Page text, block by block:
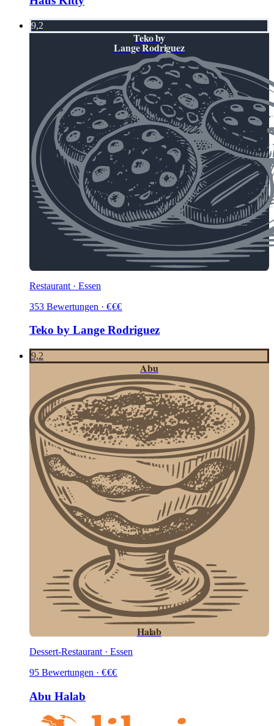
9,2
Teko by
Lange Rodriguez
Restaurant · Essen
353 Bewertungen · €€€
Teko by Lange Rodriguez
9,2
Abu
Halab
Dessert-Restaurant · Essen
95 Bewertungen · €€€
Abu Halab